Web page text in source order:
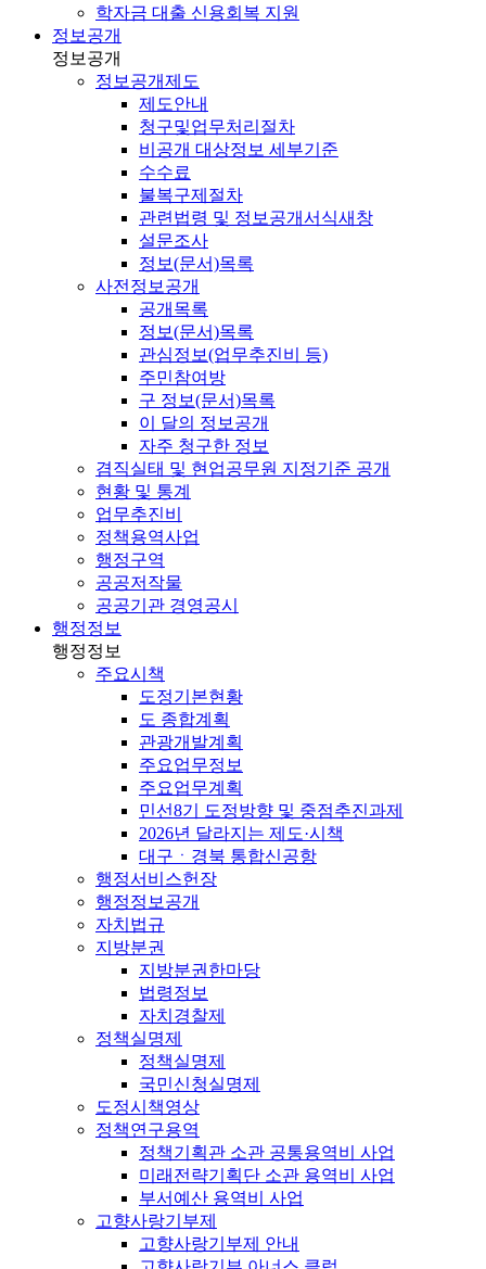
학자금 대출 신용회복 지원
정보공개
정보공개
정보공개제도
제도안내
청구및업무처리절차
비공개 대상정보 세부기준
수수료
불복구제절차
관련법령 및 정보공개서식새창
설문조사
정보(문서)목록
사전정보공개
공개목록
정보(문서)목록
관심정보(업무추진비 등)
주민참여방
구 정보(문서)목록
이 달의 정보공개
자주 청구한 정보
겸직실태 및 현업공무원 지정기준 공개
현황 및 통계
업무추진비
정책용역사업
행정구역
공공저작물
공공기관 경영공시
행정정보
행정정보
주요시책
도정기본현황
도 종합계획
관광개발계획
주요업무정보
주요업무계획
민선8기 도정방향 및 중점추진과제
2026년 달라지는 제도·시책
대구ㆍ경북 통합신공항
행정서비스헌장
행정정보공개
자치법규
지방분권
지방분권한마당
법령정보
자치경찰제
정책실명제
정책실명제
국민신청실명제
도정시책영상
정책연구용역
정책기획관 소관 공통용역비 사업
미래전략기획단 소관 용역비 사업
부서예산 용역비 사업
고향사랑기부제
고향사랑기부제 안내